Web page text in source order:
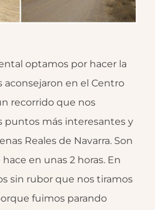
optamos por hacer la
aconsejaron en el Centro
recorrido que nos
puntos más interesantes y
Reales de Navarra. Son
en unas 2 horas. En
sin rubor que nos tiramos
fuimos parando